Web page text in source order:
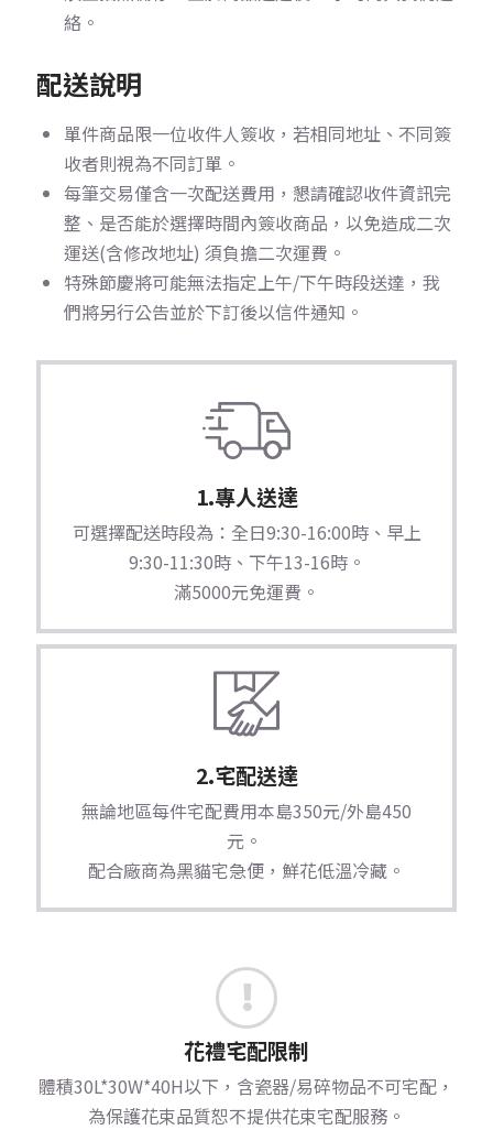
絡。
配送說明
單件商品限一位收件人簽收，若相同地址、不同簽
收者則視為不同訂單。
每筆交易僅含一次配送費用，懇請確認收件資訊完
整、是否能於選擇時間內簽收商品，以免造成二次
運送(含修改地址) 須負擔二次運費。
特殊節慶將可能無法指定上午/下午時段送達，我
們將另行公告並於下訂後以信件通知。
1.專人送達
可選擇配送時段為：全日9:30-16:00時、早上
9:30-11:30時、下午13-16時。
滿5000元免運費。
2.宅配送達
無論地區每件宅配費用本島350元/外島450
元。
配合廠商為黑貓宅急便，鮮花低溫冷藏。
花禮宅配限制
體積30L*30W*40H以下，含瓷器/易碎物品不可宅配，
為保護花束品質恕不提供花束宅配服務。